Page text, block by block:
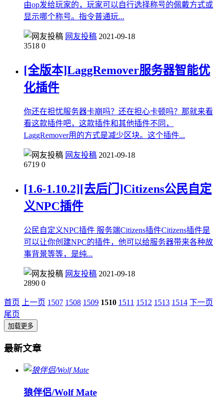
由op发给玩家的，玩家可以自行选择称号的佩戴方式或
显示哪个称号。指令普通玩...
网友投稿 2021-09-18
3518 0
[全版本]LaggRemover服务器智能优
化插件
你还在担忧服务器卡崩吗？还在担心卡顿吗？那就来看
看这款插件吧，这款插件和其他插件不同，
LaggRemover用的方式是减少区块。这个插件...
网友投稿 2021-09-18
6719 0
[1.6-1.10.2][去后门]Citizens公民自定
义NPC插件
公民自定义NPC插件 服务端Citizens插件Citizens插件是
可以让你创建NPC的插件，他可以给服务器带来各种故
事背景等等，是纯...
网友投稿 2021-09-18
2890 0
首页 上一页 1507 1508 1509 1510 1511 1512 1513 1514 下一页
尾页
加载更多
最新文章
狼伴侣/Wolf Mate